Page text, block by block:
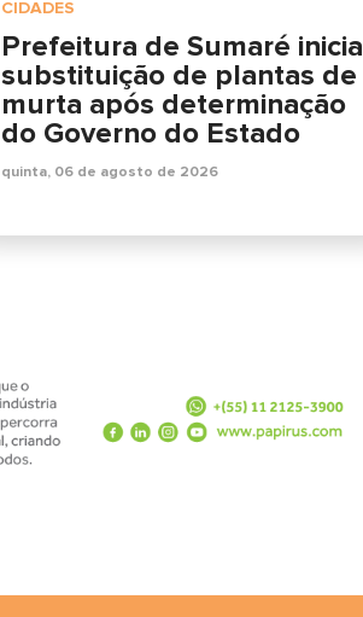
CIDADES
Prefeitura de Sumaré inicia
substituição de plantas de
murta após determinação
do Governo do Estado
quinta, 06 de agosto de 2026